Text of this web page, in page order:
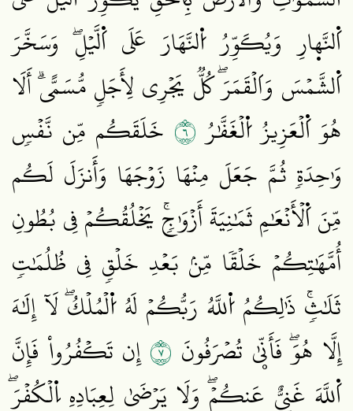
اَ۬لنَّه۪ارِ وَيُكَوِّرُ اُ۬لنَّهَارَ عَلَى اَ۬لَّيۡلِۖ وَسَخَّرَ
اَ۬لشَّمۡسَ وَاَلۡقَمَرَۖ كُلّٞ يَجۡرِي لِأَجَلٖ مُّسَمًّىۗ أَلَا
هُوَ اَ۬لۡعَزِيزُ اُ۬لۡغَفَّٰرُ ٦ خَلَقَكُم مِّن نَّفۡسٖ
وَٰحِدَةٖ ثُمَّ جَعَلَ مِنۡهَا زَوۡجَهَا وَأَنزَلَ لَكُم
مِّنَ اَ۬لۡأَنۡعَٰمِ ثَمَٰنِيَةَ أَزۡوَٰجٖۚ يَخۡلُقُكُمۡ فِي بُطُونِ
أُمَّهَٰتِكُمۡ خَلۡقٗا مِّنۢ بَعۡدِ خَلۡقٖ فِي ظُلُمَٰتٖ
ثَلَٰثٖۚ ذَٰلِكُمُ اُ۬للَّهُ رَبُّكُمۡ لَهُ اُ۬لۡمُلۡكُۖ لَآ إِلَٰهَ
إِلَّا هُوَۖ فَأَنّۭيٰ تُصۡرَفُونَ ٧إِن تَكۡفُرُواْ فَإِنَّ
اَ۬للَّهَ غَنِيٌّ عَنكُمۡۖ وَلَا يَرۡضَىٰ لِعِبَادِهِ اِ۬لۡكُفۡرَۖ